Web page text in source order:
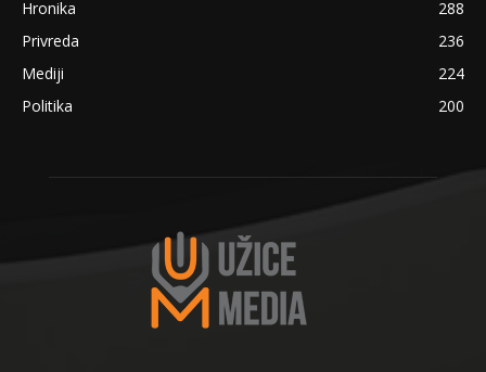
Hronika
288
Privreda
236
Mediji
224
Politika
200